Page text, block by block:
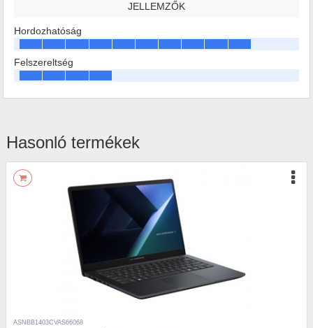
JELLEMZŐK
Hordozhatóság
Felszereltség
Hasonló termékek
ASNBB1403CVAS66068